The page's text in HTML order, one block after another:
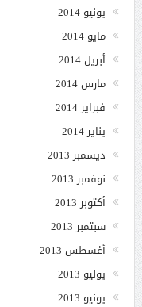
يونيو 2014
مايو 2014
أبريل 2014
مارس 2014
فبراير 2014
يناير 2014
ديسمبر 2013
نوفمبر 2013
أكتوبر 2013
سبتمبر 2013
أغسطس 2013
يوليو 2013
يونيو 2013